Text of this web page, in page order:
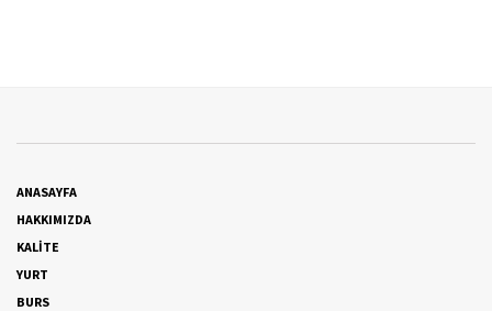
ANASAYFA
HAKKIMIZDA
KALİTE
YURT
BURS